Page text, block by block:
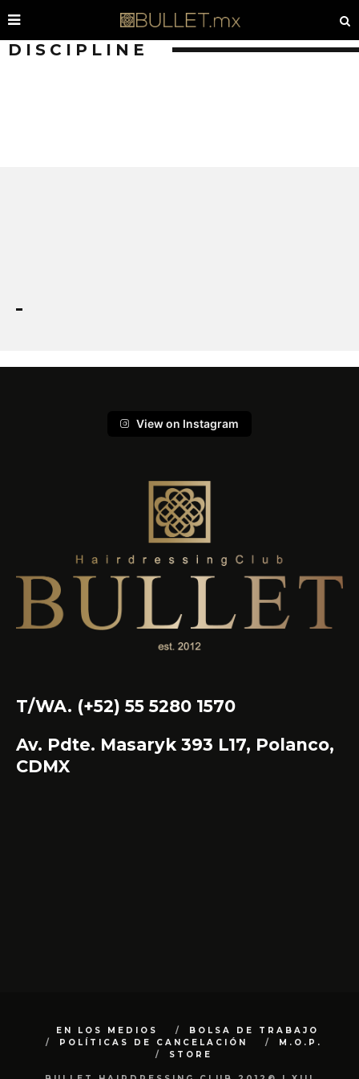
DISCIPLINE
View on Instagram
T/WA. (+52) 55 5280 1570
Av. Pdte. Masaryk 393 L17, Polanco,
CDMX
EN LOS MEDIOS
BOLSA DE TRABAJO
POLÍTICAS DE CANCELACIÓN
M.O.P.
STORE